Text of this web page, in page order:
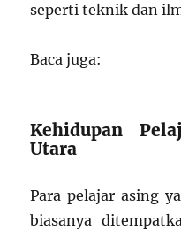
seperti teknik dan
Baca juga:
Kehidupan
Utara
Para pelajar asing
biasanya